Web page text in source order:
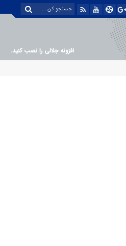
افزونه جلالی را نصب کنید.